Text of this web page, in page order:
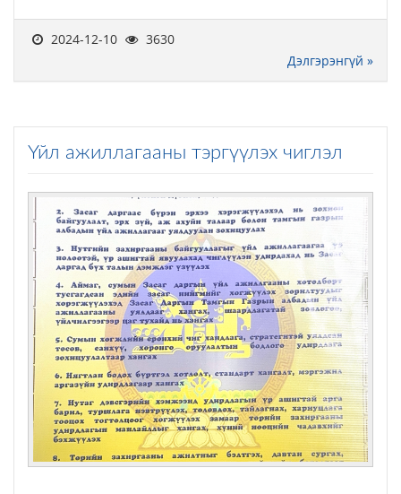
2024-12-10
3630
Дэлгэрэнгүй »
Үйл ажиллагааны тэргүүлэх чиглэл